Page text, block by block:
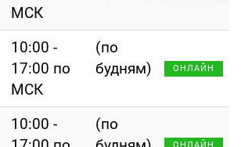
МСК
10:00 -
17:00 по
МСК
(по
будням)
ОНЛАЙН
10:00 -
(по